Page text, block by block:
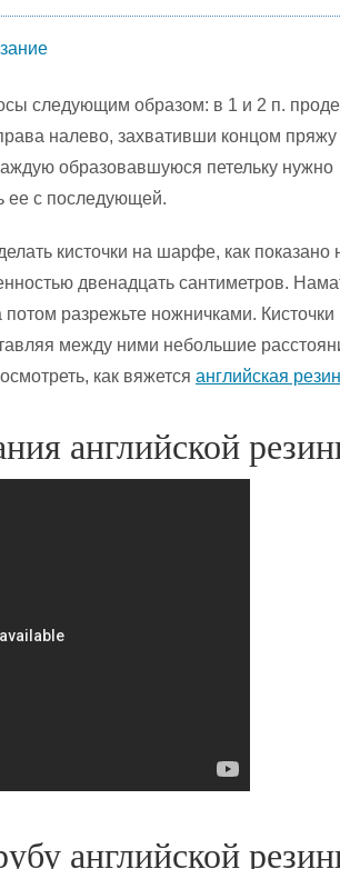
следующим образом: в 1 и 2 п.
налево, захвативши концом пряжу
образовавшуюся петельку нужно
ее с последующей.
кисточки на шарфе, как показано
двенадцать сантиметров.
разрежьте ножничками. Кисточки
между ними небольшие
как вяжется английская
английской
английской